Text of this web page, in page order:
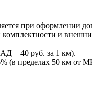
при оформлении
и
+ 40 руб. за 1 км).
(в пределах 50 км